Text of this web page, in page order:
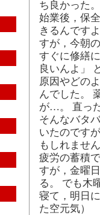
ち良かった。
始業後，保
きるんです
すが，今朝
すぐに修繕
良いんよ」
原因やどの
んでした。
が…。 直っ
そんなバタ
いたのです
もしれませ
疲労の蓄積
すが，金曜
る。 でも木
寝て，明日
た空元気）